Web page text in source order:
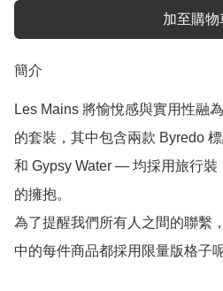
加至購物
簡介
Les Mains 將愉悅感與實用性融
的套裝，其中包含兩款 Byredo
和 Gypsy Water — 均採用旅行裝
的擁抱。
為了提醒我們所有人之間的聯繫
中的每件商品都採用限量版格子